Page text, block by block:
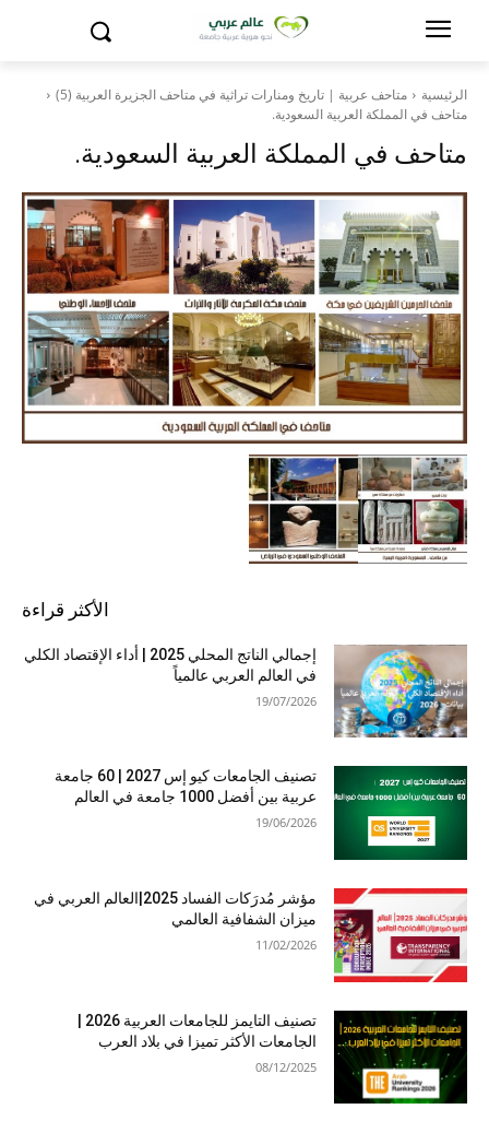
الرئيسية
متاحف عربية | تاريخ ومنارات تراثية في متاحف الجزيرة العربية (5)
متاحف في المملكة العربية السعودية.
متاحف في المملكة العربية السعودية.
الأكثر قراءة
إجمالي الناتج المحلي 2025 | أداء الإقتصاد الكلي
في العالم العربي عالمياً
19/07/2026
تصنيف الجامعات كيو إس 2027 | 60 جامعة
عربية بين أفضل 1000 جامعة في العالم
19/06/2026
مؤشر مُدرَكات الفساد 2025|العالم العربي في
ميزان الشفافية العالمي
11/02/2026
الجامعات الأكثر تميزا في بلاد العرب
08/12/2025